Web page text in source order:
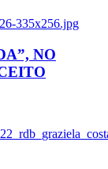
335x256.jpg
NO